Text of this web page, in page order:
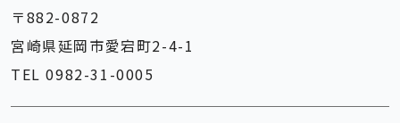
〒882-0872
宮崎県延岡市愛宕町2-4-1
TEL 0982-31-0005